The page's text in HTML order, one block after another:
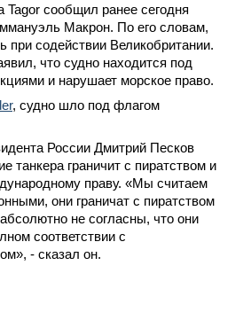
Tagor сообщил ранее сегодня
Макрон. По его словам,
при содействии Великобритании.
что судно находится под
и нарушает морское право.
, судно шло под флагом
России Дмитрий Песков
танкера граничит с пиратством и
праву. «Мы считаем
они граничат с пиратством
не согласны, что они
соответствии с
- сказал он.